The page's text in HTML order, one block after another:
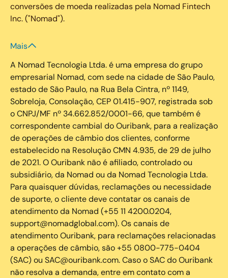
conversões de moeda realizadas pela Nomad Fintech
Inc. ("Nomad").
Mais
A Nomad Tecnologia Ltda. é uma empresa do grupo
empresarial Nomad, com sede na cidade de São Paulo,
estado de São Paulo, na Rua Bela Cintra, nº 1149,
Sobreloja, Consolação, CEP 01.415-907, registrada sob
o CNPJ/MF nº 34.662.852/0001-66, que também é
correspondente cambial do Ouribank, para a realização
de operações de câmbio dos clientes, conforme
estabelecido na Resolução CMN 4.935, de 29 de julho
de 2021. O Ouribank não é afiliado, controlado ou
subsidiário, da Nomad ou da Nomad Tecnologia Ltda.
Para quaisquer dúvidas, reclamações ou necessidade
de suporte, o cliente deve contatar os canais de
atendimento da Nomad (+55 11 4200.0204,
support@nomadglobal.com). Os canais de
atendimento Ouribank, para reclamações relacionadas
a operações de câmbio, são +55 0800-775-0404
(SAC) ou SAC@ouribank.com. Caso o SAC do Ouribank
não resolva a demanda, entre em contato com a